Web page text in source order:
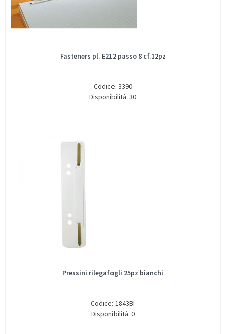
Fasteners pl. E212 passo 8 cf.12pz
Codice: 3390
Disponibilità: 30
Pressini rilegafogli 25pz bianchi
Codice: 1843BI
Disponibilità: 0